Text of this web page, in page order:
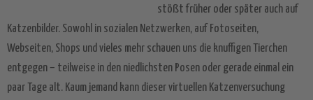
stößt früher oder später auch auf
Katzenbilder. Sowohl in sozialen Netzwerken, auf Fotoseiten,
Webseiten, Shops und vieles mehr schauen uns die knuffigen Tierchen
entgegen – teilweise in den niedlichsten Posen oder gerade einmal ein
paar Tage alt. Kaum jemand kann dieser virtuellen Katzenversuchung